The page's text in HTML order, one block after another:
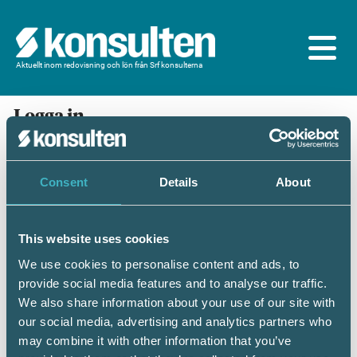
Consent Details About
This website uses cookies
We use cookies to personalise content and ads, to
provide social media features and to analyse our traffic.
We also share information about your use of our site with
our social media, advertising and analytics partners who
may combine it with other information that you’ve
Aktuellt inom redovisning och lön från Srf konsulterna
Logga in
En prenumeration ingår för dig som är
medlem/ansluten till Srf konsulterna. Du loggar in
med BankID eller samma lösenord som du har på
Mobilt BankID
Personnummer(ÅÅÅÅMMDDNNNN)